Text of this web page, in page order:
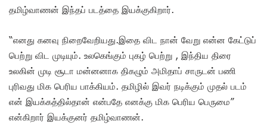
தமிழ்வாணன் இந்தப் படத்தை இயக்குகிறார்.
“எனது கனவு நிறைவேறியது.இதை விட நான் வேறு என்ன கேட்டுப்
பெற்று விட முடியும். உலகெங்கும் புகழ் பெற்று , இந்திய திரை
உலகின் முடி சூடா மன்னனாக திகழும் அமிதாப் சாருடன் பணி
புரிவது மிக பெரிய பாக்கியம். தமிழில் இவர் நடிக்கும் முதல் படம்
என் இயக்கத்தில்தான் என்பதே எனக்கு மிக பெரிய பெருமை”
என்கிறார் இயக்குனர் தமிழ்வாணன்.